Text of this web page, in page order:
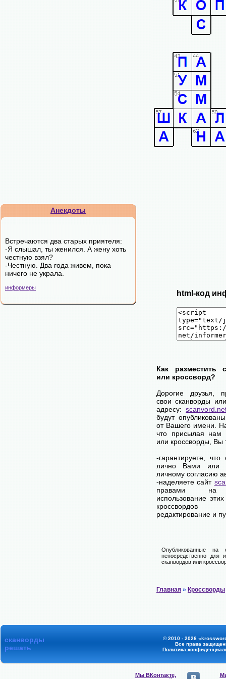
Анекдоты
Встречаются два старых приятеля:
-Я слышал, ты женился. А жену хоть
честную взял?
-Честную. Два года живем, пока
ничего не украла.
информеры
html-код
Как разместить
или кроссворд?
Дорогие друзья,
свои сканворды
адресу:
будут
от Вашего имени.
что присылая нам
или кроссворды,
-гарантируете,
лично Вами или
личному согласию
-наделяете сайт
правами на
использование
редактирование и
Опубликованные на
непосредственно для
сканвордов или
Главная » Кроссворды
сканворды
решать
© 2010 - 2026
Все права
Политика
Мы ВКонтакте,